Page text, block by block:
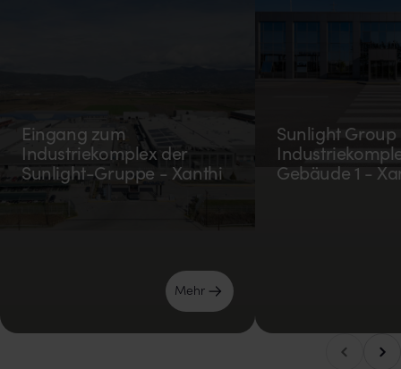
Eingang zum
Industriekomplex der
Sunlight-Gruppe - Xanthi
Mehr
Sunlight Group
Gebäude 1 -
Nach links blättern